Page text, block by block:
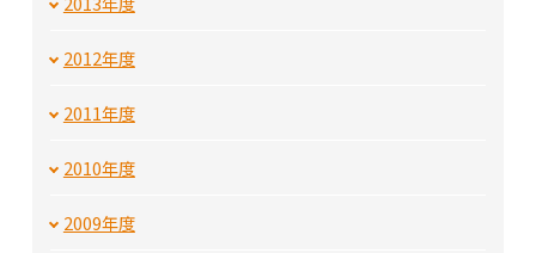
2012年度
2011年度
2010年度
2009年度